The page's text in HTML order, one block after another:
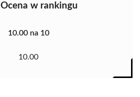
Ocena w rankingu
10.00 na 10
10.00